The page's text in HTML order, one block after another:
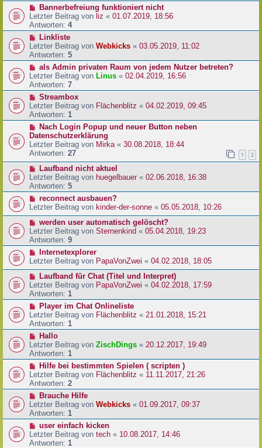
Bannerbefreiung funktioniert nicht
Letzter Beitrag von liz « 01.07.2019, 18:56
Antworten: 4
Linkliste
Letzter Beitrag von Webkicks « 03.05.2019, 11:02
Antworten: 5
als Admin privaten Raum von jedem Nutzer betreten?
Letzter Beitrag von Linus « 02.04.2019, 16:56
Antworten: 7
Streambox
Letzter Beitrag von Flächenblitz « 04.02.2019, 09:45
Antworten: 1
Nach Login Popup und neuer Button neben
Datenschutzerklärung
Letzter Beitrag von Mirka « 30.08.2018, 18:44
Antworten: 27 1 2
Laufband nicht aktuel
Letzter Beitrag von huegelbauer « 02.06.2018, 16:38
Antworten: 5
reconnect ausbauen?
Letzter Beitrag von kinder-der-sonne « 05.05.2018, 10:26
werden user automatisch gelöscht?
Letzter Beitrag von Sternenkind « 05.04.2018, 19:23
Antworten: 9
Internetexplorer
Letzter Beitrag von PapaVonZwei « 04.02.2018, 18:05
Laufband für Chat (Titel und Interpret)
Letzter Beitrag von PapaVonZwei « 04.02.2018, 17:59
Antworten: 1
Player im Chat Onlineliste
Letzter Beitrag von Flächenblitz « 21.01.2018, 15:21
Antworten: 1
Hallo
Letzter Beitrag von ZischDings « 20.12.2017, 19:49
Antworten: 1
Hilfe bei bestimmten Spielen ( scripten )
Letzter Beitrag von Flächenblitz « 11.11.2017, 21:26
Antworten: 2
Brauche Hilfe
Letzter Beitrag von Webkicks « 01.09.2017, 09:37
Antworten: 1
user einfach kicken
Letzter Beitrag von tech « 10.08.2017, 14:46
Antworten: 1